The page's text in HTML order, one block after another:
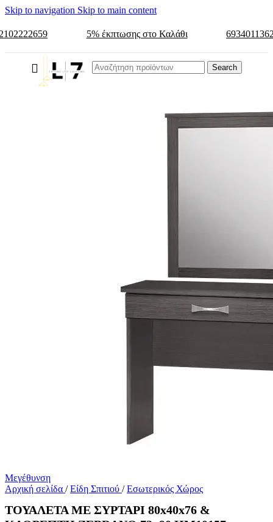
Skip to navigation Skip to main content
5% έκπτωσης στο Καλάθι
Search
Μεγέθυνση
Αρχική σελίδα / Είδη Σπιτιού / Εσωτερικός Χώρος
ΤΟΥΑΛΕΤΑ ΜΕ ΣΥΡΤΑΡΙ 80x40x76 &